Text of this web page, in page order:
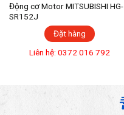
Động cơ Motor MITSUBISHI HG-
SR152J
Đặt hàng
Liên hệ: 0372 016 792